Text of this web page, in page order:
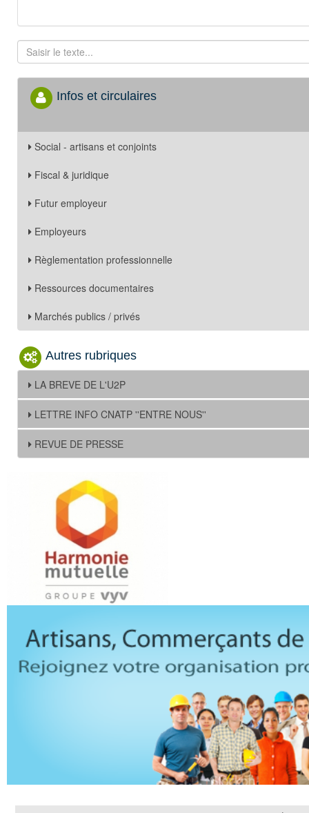
Infos et circulaires
Social - artisans et conjoints
Fiscal & juridique
Futur employeur
Employeurs
Règlementation professionnelle
Ressources documentaires
Marchés publics / privés
Autres rubriques
LA BREVE DE L'U2P
LETTRE INFO CNATP ''ENTRE NOUS''
REVUE DE PRESSE